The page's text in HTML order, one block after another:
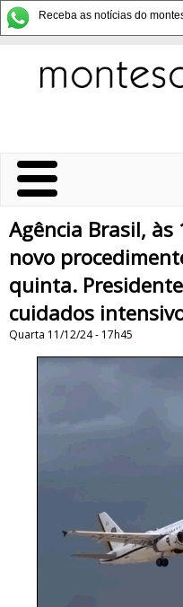
Receba as notícias do
Agência Brasil,
novo
quinta.
cuidados
Quarta 11/12/24 - 17h45